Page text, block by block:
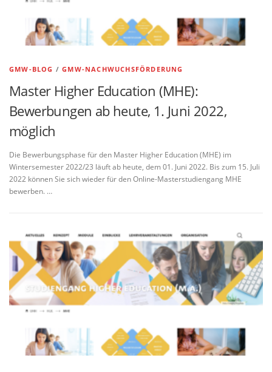
GMW-BLOG /GMW-NACHWUCHSFÖRDERUNG
Master Higher Education (MHE):
Bewerbungen ab heute, 1. Juni 2022,
möglich
Die Bewerbungsphase für den Master Higher Education (MHE) im
Wintersemester 2022/23 läuft ab heute, dem 01. Juni 2022. Bis zum 15. Juli
2022 können Sie sich wieder für den Online-Masterstudiengang MHE
bewerben. …